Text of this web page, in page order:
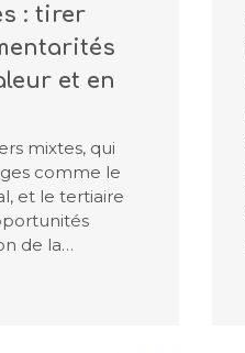
: tirer
et en
mixtes, qui
comme le
et le tertiaire
de la…